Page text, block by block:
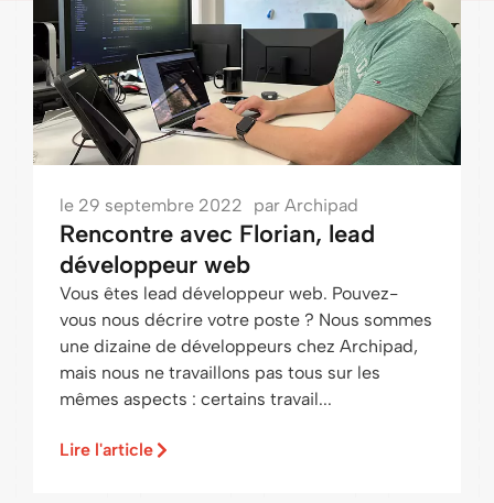
le 29 septembre 2022 par Archipad
Rencontre avec Florian, lead
développeur web
Vous êtes lead développeur web. Pouvez-
vous nous décrire votre poste ? Nous sommes
une dizaine de développeurs chez Archipad,
mais nous ne travaillons pas tous sur les
mêmes aspects : certains travail...
Lire l'article